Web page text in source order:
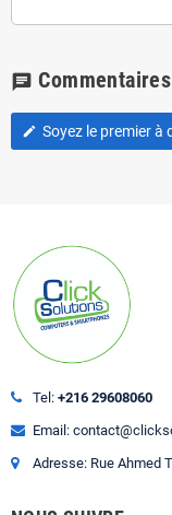
chat Commentaires
edit Soyez le premier à
Tel: +216 29608060
Email:
Adresse: Rue Ahmed